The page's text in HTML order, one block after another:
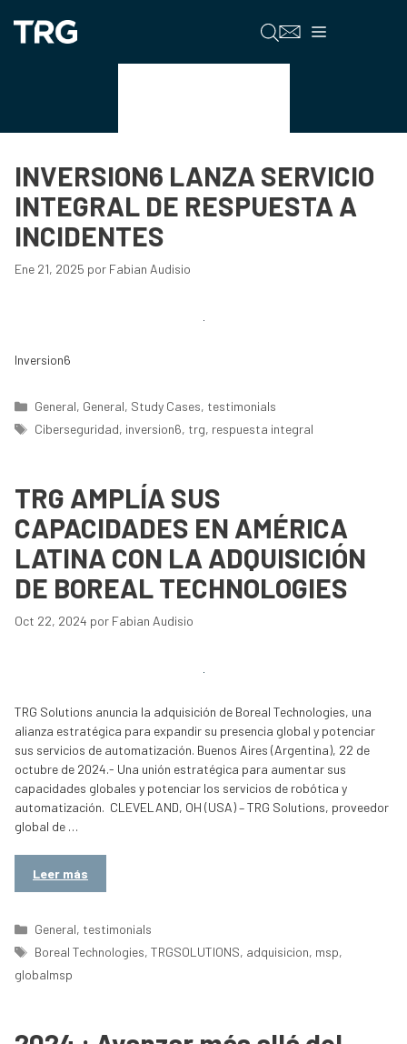
contenido
Menú
INVERSION6 LANZA SERVICIO
INTEGRAL DE RESPUESTA A
INCIDENTES
Ene 21, 2025 por Fabian Audisio
Inversion6
Categorías
General, General, Study Cases, testimonials
Etiquetas
Ciberseguridad, inversion6, trg, respuesta integral
TRG AMPLÍA SUS
CAPACIDADES EN AMÉRICA
LATINA CON LA ADQUISICIÓN
DE BOREAL TECHNOLOGIES
Oct 22, 2024 por Fabian Audisio
TRG Solutions anuncia la adquisición de Boreal Technologies, una
alianza estratégica para expandir su presencia global y potenciar
sus servicios de automatización. Buenos Aires (Argentina), 22 de
octubre de 2024.- Una unión estratégica para aumentar sus
capacidades globales y potenciar los servicios de robótica y
automatización. CLEVELAND, OH (USA) – TRG Solutions, proveedor
global de …
Leer más
Categorías
General, testimonials
Etiquetas
Boreal Technologies,TRGSOLUTIONS, adquisicion, msp,
globalmsp